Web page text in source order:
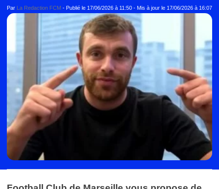
Par La Redaction FCM - Publié le 17/06/2026 à 11:50 - Mis à jour le 17/06/2026 à 16:07